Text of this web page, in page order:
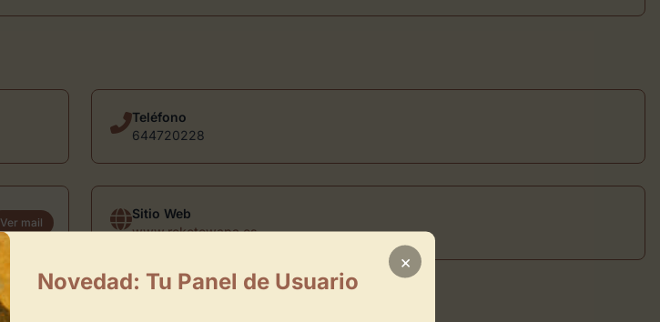
Teléfono
644720228
Ver mail
Sitio Web
www.reketewapa.es
×
Novedad: Tu Panel de Usuario